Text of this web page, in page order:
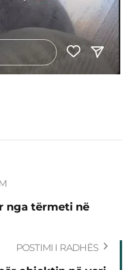
nga tërmeti në
POSTIMI I RADHËS